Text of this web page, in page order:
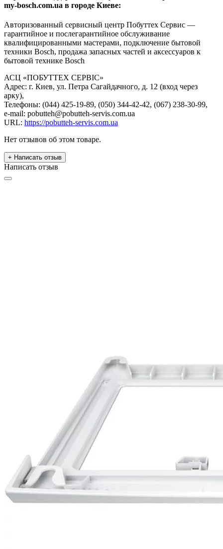
my-bosch.com.ua в городе Киеве:
Авторизованный сервисный центр Побуттех Сервис —
гарантийное и послегарантийное обслуживание
квалифицированными мастерами, подключение бытовой
техники Bosch, продажа запасных частей и аксессуаров к
бытовой технике Bosch
АСЦ «ПОБУТТЕХ СЕРВІС»
Адрес: г. Киев, ул. Петра Сагайдачного, д. 12 (вход через
арку),
Телефоны: (044) 425-19-89, (050) 344-42-42, (067) 238-30-99,
e-mail: pobutteh@pobutteh-servis.com.ua
URL: https://pobutteh-servis.com.ua
Нет отзывов об этом товаре.
+ Написать отзыв
Написать отзыв